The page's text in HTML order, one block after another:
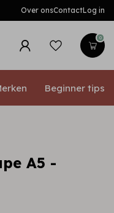
Over onsContactLog in
0
Beginner tips
A5 -